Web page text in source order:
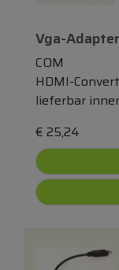
Vga-
COM
HDMI-
lieferbar
€ 25,24